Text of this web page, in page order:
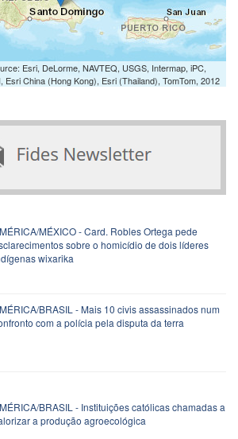
Esri, DeLorme, NAVTEQ, USGS, Intermap, iPC,
Esri China (Hong Kong), Esri (Thailand), TomTom, 2012
MÉXICO - Card. Robles Ortega pede
sobre o homicídio de dois líderes
wixarika
BRASIL - Mais 10 civis assassinados num
com a polícia pela disputa da terra
BRASIL - Instituições católicas chamadas a
a produção agroecológica